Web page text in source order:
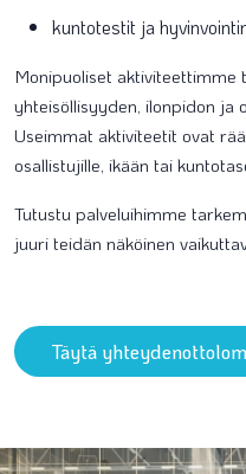
kuntotestit ja
Monipuoliset aktiviteettimme
yhteisöllisyyden, ilonpidon ja
Useimmat aktiviteetit ovat
osallistujille, ikään tai
Tutustu palveluihimme
juuri teidän näköinen
Täytä